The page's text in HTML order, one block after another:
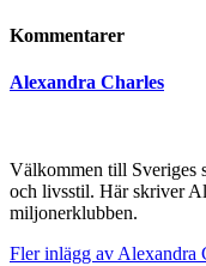
Kommentarer
Alexandra Charles
Välkommen till Sveriges
och livsstil. Här skriver
miljonerklubben.
Fler inlägg av Alexandra